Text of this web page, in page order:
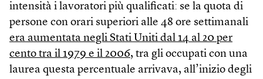
intensità i lavoratori più qualificati: se la quota di
persone con orari superiori alle 48 ore settimanali
era aumentata negli Stati Uniti dal 14 al 20 per
cento tra il 1979 e il 2006, tra gli occupati con una
laurea questa percentuale arrivava, all’inizio degli